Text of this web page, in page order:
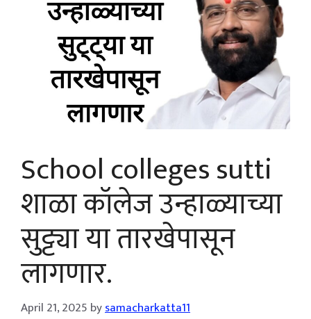
School colleges sutti
शाळा कॉलेज उन्हाळ्याच्या
सुट्ट्या या तारखेपासून
लागणार.
April 21, 2025 bysamacharkatta11